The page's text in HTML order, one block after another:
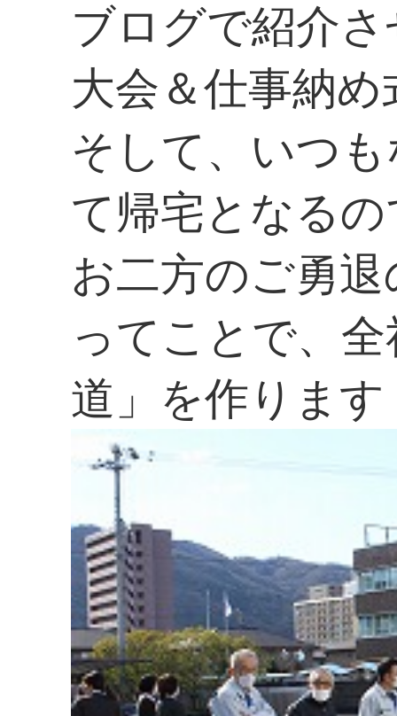
ブログで紹介
大会＆仕事納
そして、いつ
て帰宅となる
お二方のご勇
ってことで、
道」を作ります